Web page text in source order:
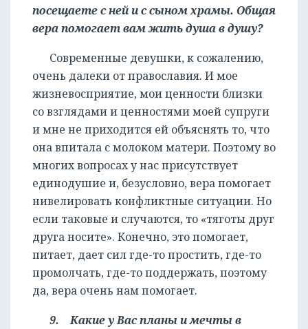
посещаете с ней и с сыном храмы. Общая
вера помогает вам жить душа в душу?
Современные девушки, к сожалению,
очень далеки от православия. И мое
жизневосприятие, мои ценности близки
со взглядами и ценностями моей супруги
и мне не приходится ей объяснять то, что
она впитала с молоком матери. Поэтому во
многих вопросах у нас присутствует
единодушие и, безусловно, вера помогает
нивелировать конфликтные ситуации. Но
если таковые и случаются, то «тяготы друг
друга носите». Конечно, это помогает,
питает, дает сил где-то простить, где-то
промолчать, где-то поддержать, поэтому
да, вера очень нам помогает.
9. Какие у Вас планы и мечты в